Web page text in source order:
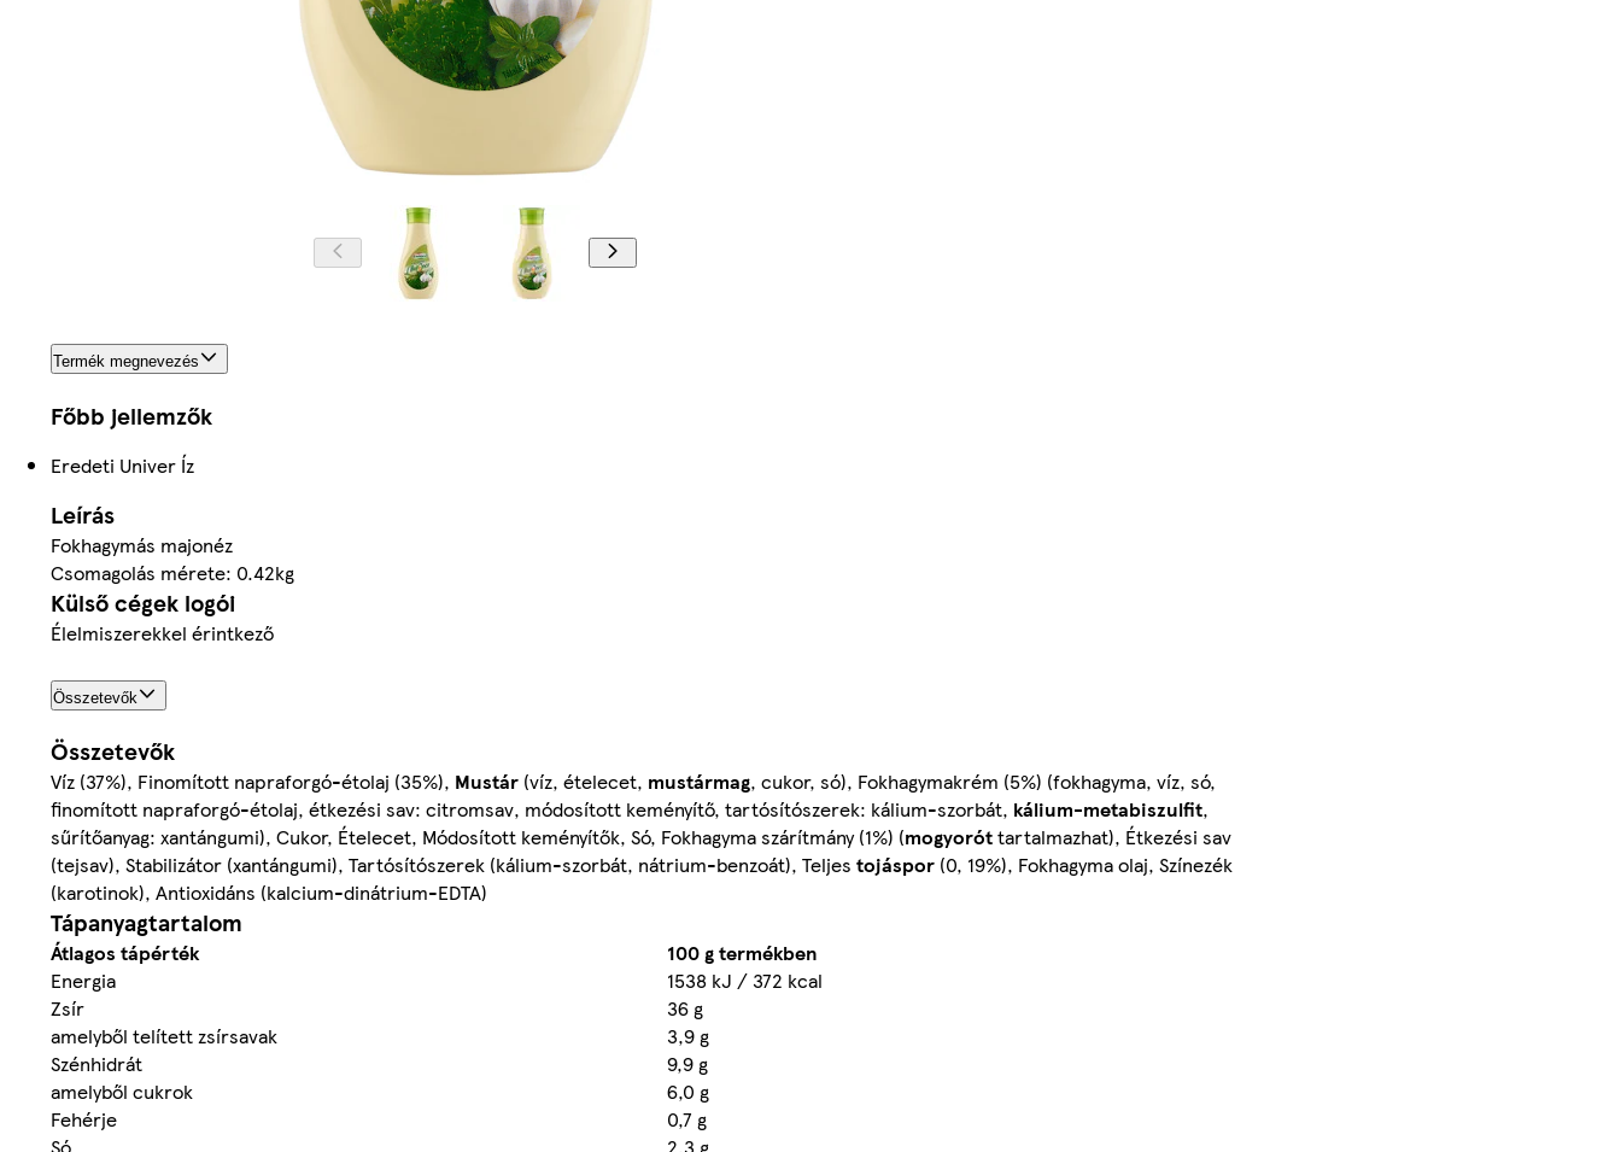
Termék megnevezés
Főbb jellemzők
Eredeti Univer Íz
Leírás
Fokhagymás majonéz
Csomagolás mérete: 0.42kg
Külső cégek logói
Élelmiszerekkel érintkező
Összetevők
Összetevők
Víz (37%), Finomított napraforgó-étolaj (35%), Mustár (víz, ételecet, mustármag, cukor, só), Fokhagymakrém (5%) (fokhagyma, víz, só,
finomított napraforgó-étolaj, étkezési sav: citromsav, módosított keményítő, tartósítószerek: kálium-szorbát, kálium-metabiszulfit,
sűrítőanyag: xantángumi), Cukor, Ételecet, Módosított keményítők, Só, Fokhagyma szárítmány (1%) (mogyoróttartalmazhat), Étkezési sav
(tejsav), Stabilizátor (xantángumi), Tartósítószerek (kálium-szorbát, nátrium-benzoát), Teljes tojáspor (0, 19%), Fokhagyma olaj, Színezék
(karotinok), Antioxidáns (kalcium-dinátrium-EDTA)
Tápanyagtartalom
Átlagos tápérték
100 g termékben
Energia
1538 kJ / 372 kcal
Zsír
36 g
amelyből telített zsírsavak
3,9 g
Szénhidrát
9,9 g
amelyből cukrok
6,0 g
Fehérje
0,7 g